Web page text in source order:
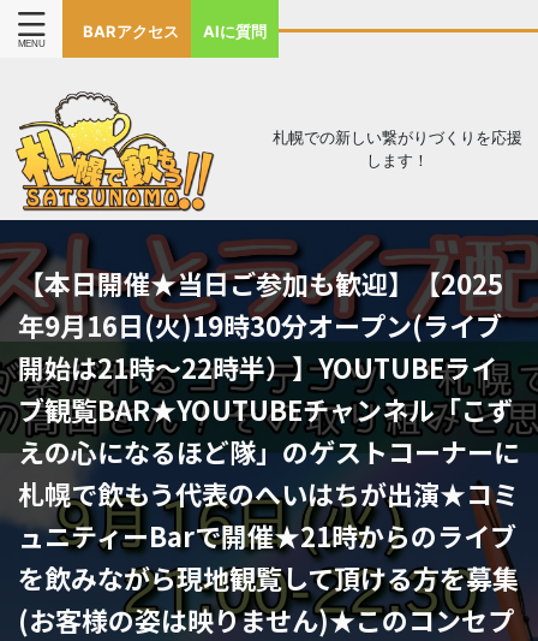
BARアクセス AIに質問
札幌での新しい繋がりづくりを応援
します！
【本日開催★当日ご参加も歓迎】【2025
年9月16日(火)19時30分オープン(ライブ
開始は21時～22時半）】YOUTUBEライ
ブ観覧BAR★YOUTUBEチャンネル「こず
えの心になるほど隊」のゲストコーナーに
札幌で飲もう代表のへいはちが出演★コミ
ュニティーBarで開催★21時からのライブ
を飲みながら現地観覧して頂ける方を募集
(お客様の姿は映りません)★このコンセプ